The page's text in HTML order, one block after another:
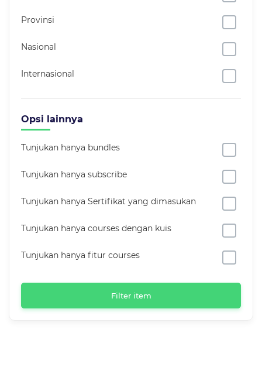
Provinsi
Nasional
Internasional
Opsi lainnya
Tunjukan hanya bundles
Tunjukan hanya subscribe
Tunjukan hanya Sertifikat yang dimasukan
Tunjukan hanya courses dengan kuis
Tunjukan hanya fitur courses
Filter item